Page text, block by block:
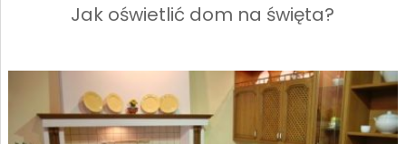
Jak oświetlić dom na święta?